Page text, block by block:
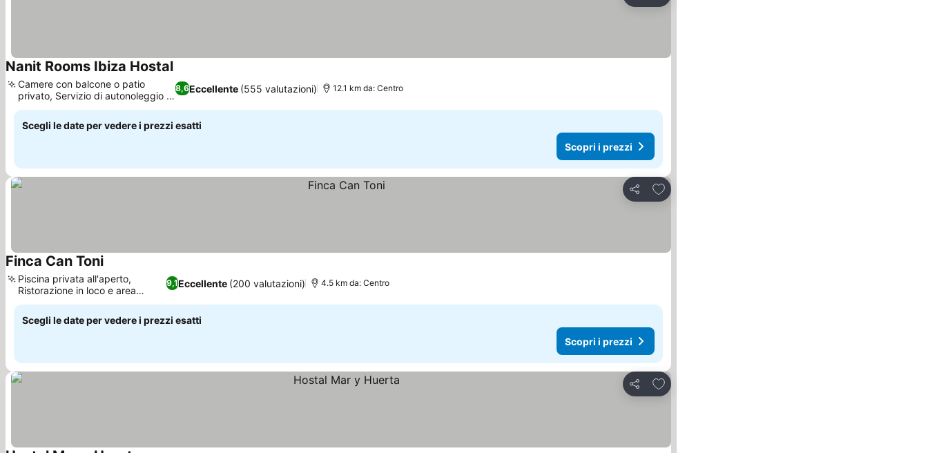
Nanit Rooms Ibiza HostalScopri i prezzi
8,6Eccellente (555 valutazioni)
Camere con balcone o patio
privato, Servizio di autonoleggio in
loco
12.1 km da: Centro
Scegli le date per vedere i prezzi esatti
Scopri i prezzi
Condividi
Aggiungi ai preferiti
Finca Can ToniScopri i prezzi
9,1Eccellente (200 valutazioni)
Piscina privata all'aperto,
Ristorazione in loco e area
barbecue
4.5 km da: Centro
Scegli le date per vedere i prezzi esatti
Scopri i prezzi
Condividi
Aggiungi ai preferiti